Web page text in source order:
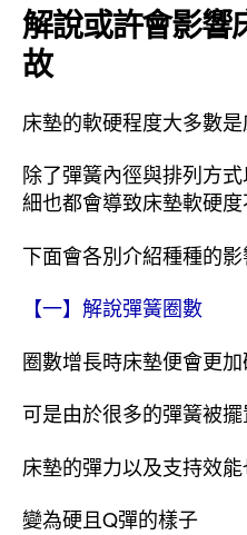
解說或許會影響
故
床墊的軟硬程度大多數
除了彈簧內徑與排列方
細也都會導致床墊軟硬
下面會各別介紹種種的
【一】解說彈簧圈數
圈數增長時床墊便會更
可是由於很多的彈簧被
床墊的彈力以及支持效
變為硬且Q彈的樣子